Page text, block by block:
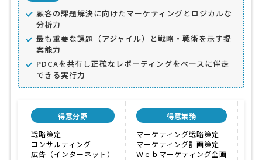
顧客の課題解決に向けたマーケティングとロジカルな
分析力
最も重要な課題（アジャイル）と戦略・戦術を示す提
案能力
PDCAを共有し正確なレポーティングをベースに伴走
できる実行力
得意分野
戦略策定
コンサルティング
広告（インターネット）
得意業務
マーケティング戦略策定
マーケティング計画策定
Ｗｅｂマーケティング企画